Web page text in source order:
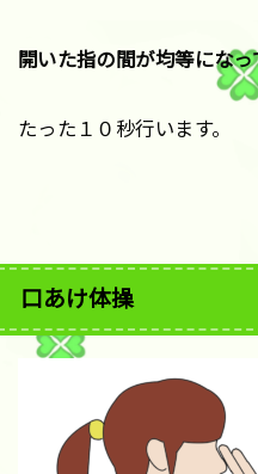
開いた指の間が均等になっ
たった１０秒行います。
口あけ体操